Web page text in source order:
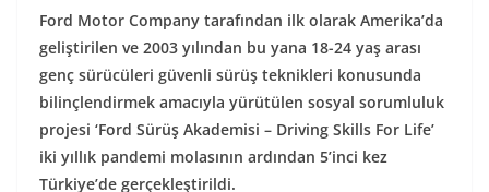
Ford Motor Company tarafından ilk olarak Amerika’da
geliştirilen ve 2003 yılından bu yana 18-24 yaş arası
genç sürücüleri güvenli sürüş teknikleri konusunda
bilinçlendirmek amacıyla yürütülen sosyal sorumluluk
projesi ‘Ford Sürüş Akademisi – Driving Skills For Life’
iki yıllık pandemi molasının ardından 5’inci kez
Türkiye’de gerçekleştirildi.